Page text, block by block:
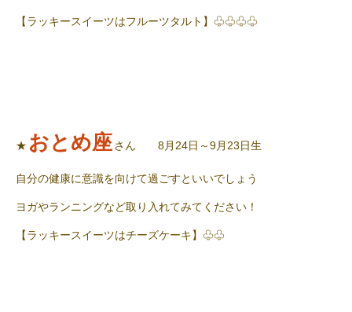
【ラッキースイーツはフルーツタルト】♧♧♧♧
★ おとめ座さん 8月24日～9月23日生
自分の健康に意識を向けて過ごすといいでしょう
ヨガやランニングなど取り入れてみてください！
【ラッキースイーツはチーズケーキ】♧♧